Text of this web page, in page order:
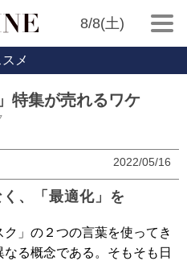
8/8(土)
メ
特集が売れるワケ
2022/05/16
、「最適化」を
」の２つの言葉を使ってき
る概念である。そもそも日